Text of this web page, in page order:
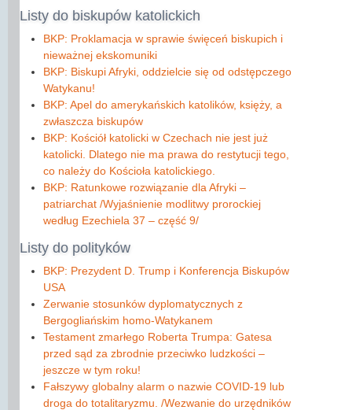
Listy do biskupów katolickich
BKP: Proklamacja w sprawie święceń biskupich i
nieważnej ekskomuniki
BKP: Biskupi Afryki, oddzielcie się od odstępczego
Watykanu!
BKP: Apel do amerykańskich katolików, księży, a
zwłaszcza biskupów
BKP: Kościół katolicki w Czechach nie jest już
katolicki. Dlatego nie ma prawa do restytucji tego,
co należy do Kościoła katolickiego.
BKP: Ratunkowe rozwiązanie dla Afryki –
patriarchat /Wyjaśnienie modlitwy prorockiej
według Ezechiela 37 – część 9/
Listy do polityków
BKP: Prezydent D. Trump i Konferencja Biskupów
USA
Zerwanie stosunków dyplomatycznych z
Bergogliańskim homo-Watykanem
Testament zmarłego Roberta Trumpa: Gatesa
przed sąd za zbrodnie przeciwko ludzkości ‒
jeszcze w tym roku!
Fałszywy globalny alarm o nazwie COVID-19 lub
droga do totalitaryzmu. /Wezwanie do urzędników